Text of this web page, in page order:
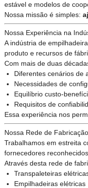
estável e modelos de
Nossa missão é simples:
Nossa Experiência na
A indústria de
produto e recursos de
Com mais de duas
Diferentes cenários de
Necessidades de
Equilíbrio custo-
Requisitos de
Essa experiência nos
Nossa Rede de Fabricação
Trabalhamos em estreita
fornecedores
Através desta rede de
Transpaleteiras
Empilhadeiras elétricas